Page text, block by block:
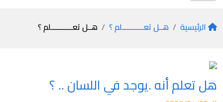
الرئيسية هــل تعـــــــــــلم ؟ هــل تعـــــــــــلم ؟
هل تعلم أنه .يوجد في اللسان .. ؟